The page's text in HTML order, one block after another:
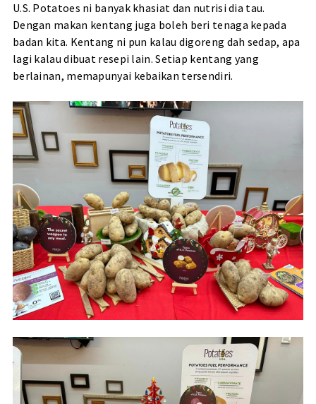
U.S. Potatoes ni banyak khasiat dan nutrisi dia tau.
Dengan makan kentang juga boleh beri tenaga kepada
badan kita. Kentang ni pun kalau digoreng dah sedap, apa
lagi kalau dibuat resepi lain. Setiap kentang yang
berlainan, memapunyai kebaikan tersendiri.